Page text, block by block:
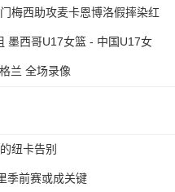
梅西助攻麦卡恩博洛假摔染红
墨西哥U17女篮 - 中国U17女
兰 全场录像
纽卡告别
季前赛或成关键